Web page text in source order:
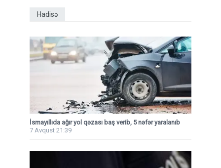
Hadisə
İsmayıllıda ağır yol qəzası baş verib, 5 nəfər yaralanıb
7 Avqust 21:39